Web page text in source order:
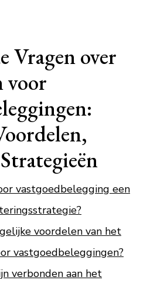
Vragen over
voor
vastgoedbelegging een
voordelen van het
vastgoedbeleggingen?
verbonden aan het